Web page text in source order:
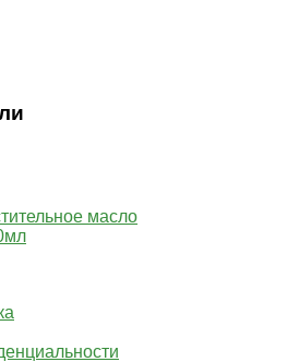
масло